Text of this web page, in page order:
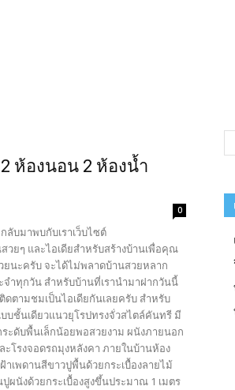
ห้องนอน 2 ห้องน้ำ
0
บมาพบกับเราเว็บไซต์
ยๆ และไอเดียสำหรับสร้างบ้านเพื่อคุณ
ยนะครับ จะได้ไม่พลาดบ้านสวยหลาก
ำทุกวัน สำหรับบ้านที่เรานำมาฝากวันนี้
ตามชมเป็นไอเดียกันเลยครับ สำหรับ
ชั้นเดียวแนวยุโรปทรงจั่วสไตล์คันทรี มี
ะดับพื้นเล็กน้อยพอสวยงาม ผนังภายนอก
โรงจอดรถมุงหลังคา ภายในบ้านห้อง
เพดานสีขาวปูพื้นด้วยกระเบื้องลายไม้
ผนังด้วยกระเบื้องสูงขึ้นประมาณ 1 เมตร